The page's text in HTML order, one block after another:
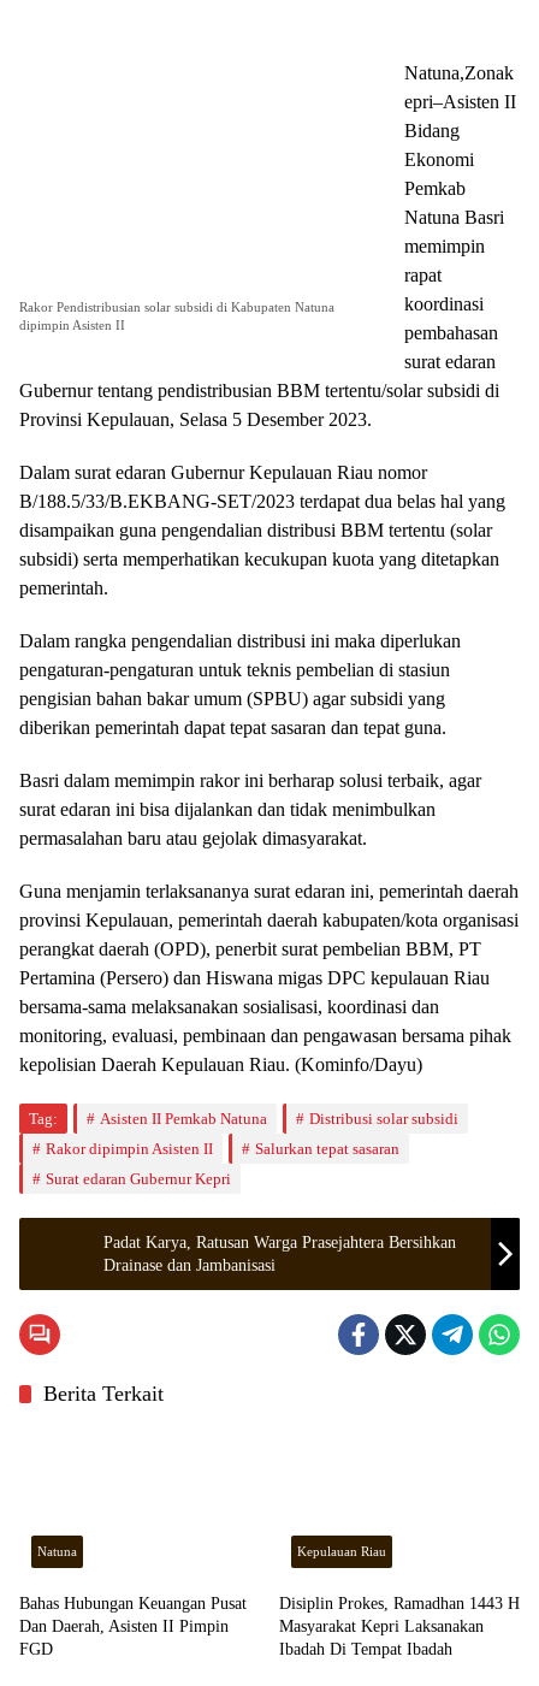
Rakor Pendistribusian solar subsidi di Kabupaten Natuna
dipimpin Asisten II
Natuna,Zonak
epri–Asisten II
Bidang
Ekonomi
Pemkab
Natuna Basri
memimpin
rapat
koordinasi
pembahasan
surat edaran
Gubernur tentang pendistribusian BBM tertentu/solar subsidi di
Provinsi Kepulauan, Selasa 5 Desember 2023.
Dalam surat edaran Gubernur Kepulauan Riau nomor
B/188.5/33/B.EKBANG-SET/2023 terdapat dua belas hal yang
disampaikan guna pengendalian distribusi BBM tertentu (solar
subsidi) serta memperhatikan kecukupan kuota yang ditetapkan
pemerintah.
Dalam rangka pengendalian distribusi ini maka diperlukan
pengaturan-pengaturan untuk teknis pembelian di stasiun
pengisian bahan bakar umum (SPBU) agar subsidi yang
diberikan pemerintah dapat tepat sasaran dan tepat guna.
Basri dalam memimpin rakor ini berharap solusi terbaik, agar
surat edaran ini bisa dijalankan dan tidak menimbulkan
permasalahan baru atau gejolak dimasyarakat.
Guna menjamin terlaksananya surat edaran ini, pemerintah daerah
provinsi Kepulauan, pemerintah daerah kabupaten/kota organisasi
perangkat daerah (OPD), penerbit surat pembelian BBM, PT
Pertamina (Persero) dan Hiswana migas DPC kepulauan Riau
bersama-sama melaksanakan sosialisasi, koordinasi dan
monitoring, evaluasi, pembinaan dan pengawasan bersama pihak
kepolisian Daerah Kepulauan Riau. (Kominfo/Dayu)
Tag: Asisten II Pemkab Natuna
Distribusi solar subsidi
Rakor dipimpin Asisten II
Salurkan tepat sasaran
Surat edaran Gubernur Kepri
Padat Karya, Ratusan Warga Prasejahtera Bersihkan
Drainase dan Jambanisasi
Berita Terkait
Natuna
Bahas Hubungan Keuangan Pusat
Dan Daerah, Asisten II Pimpin
FGD
Kepulauan Riau
Disiplin Prokes, Ramadhan 1443 H
Masyarakat Kepri Laksanakan
Ibadah Di Tempat Ibadah